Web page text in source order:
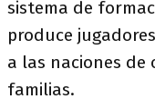
sistema de
produce
a las naciones de
familias.